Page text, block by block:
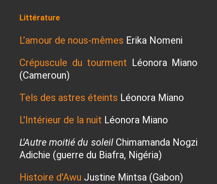
Littérature
L’amour de nous-mêmes Erika Nomeni
Crépuscule du tourment Léonora Miano
(Cameroun)
Tels des astres éteints Léonora Miano
L'Intérieur de la nuit Léonora Miano
L'Autre moitié du soleilChimamanda Nogzi
Adichie (guerre du Biafra, Nigéria)
Histoire d'Awu Justine Mintsa (Gabon)